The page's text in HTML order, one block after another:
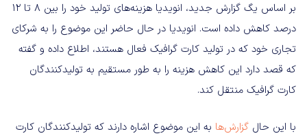
بر اساس یگ گزارش جدید، انویدیا هزینه‌های تولید خود را بین ۸ تا ۱۲
درصد کاهش داده است. انویدیا در حال حاضر این موضوع را به شرکای
تجاری خود که در تولید کارت گرافیک فعال هستند، اطلاع داده و گفته
که قصد دارد این کاهش هزینه را به طور مستقیم به تولیدکنندگان
کارت گرافیک منتقل کند.
با این حال گزارش‌ها به این موضوع اشاره دارند که تولیدکنندگان کارت